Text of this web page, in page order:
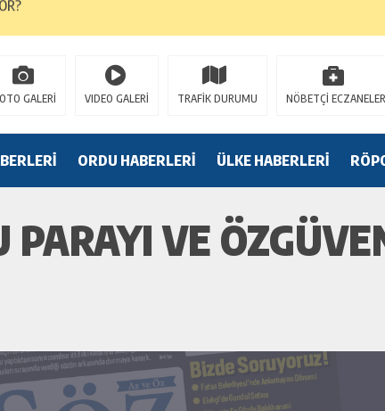
GALERİ VIDEO GALERİ TRAFİK DURUMU NÖBETÇİ ECZANELER
ORDU HABERLERİ ÜLKE HABERLERİ
PARAYI VE